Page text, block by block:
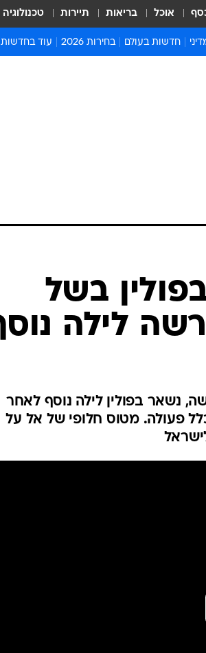
אוכל בריאות תיירות טכנולוגיה
חדשות בעולם בחירות 2026 עוד בחדשות
חדשות
המייל האדום
בשל
לילה
נשאר בפולין לילה נוסף לאחר
פעולה. מטוס חלופי של אל על